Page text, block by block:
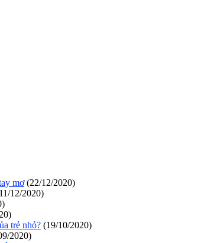
mơ(22/12/2020)
12/2020)
trẻ nhỏ? (19/10/2020)
2020)